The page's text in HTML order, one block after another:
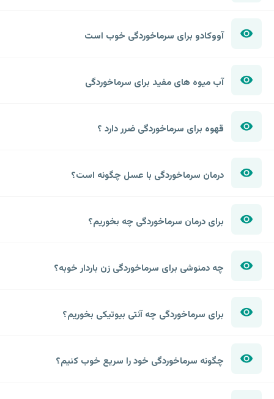
آووکادو برای سرماخوردگی خوب است
آب میوه های مفید برای سرماخوردگی
قهوه برای سرماخوردگی ضرر دارد ؟
درمان سرماخوردگی با عسل چگونه است؟
برای درمان سرماخوردگی چه بخوریم؟
چه دمنوشی برای سرماخوردگی زن باردار خوبه؟
برای سرماخوردگی چه آنتی بیوتیکی بخوریم؟
چگونه سرماخوردگی خود را سریع خوب کنیم؟